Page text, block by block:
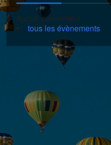
Aucun évènement
tous les évènements